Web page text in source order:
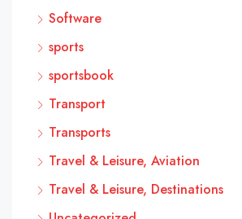
Software
sports
sportsbook
Transport
Transports
Travel & Leisure, Aviation
Travel & Leisure, Destinations